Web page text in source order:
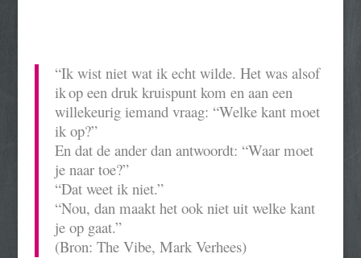
“Ik wist niet wat ik echt wilde. Het was alsof
ikop een druk kruispunt kom en aan een
willekeurig iemand vraag: “Welke kant moet
ik op?”
En dat de ander dan antwoordt: “Waar moet
je naar toe?”
“Dat weet ik niet.”
“Nou, dan maakt het ook niet uit welke kant
je op gaat.”
(Bron: The Vibe, Mark Verhees)